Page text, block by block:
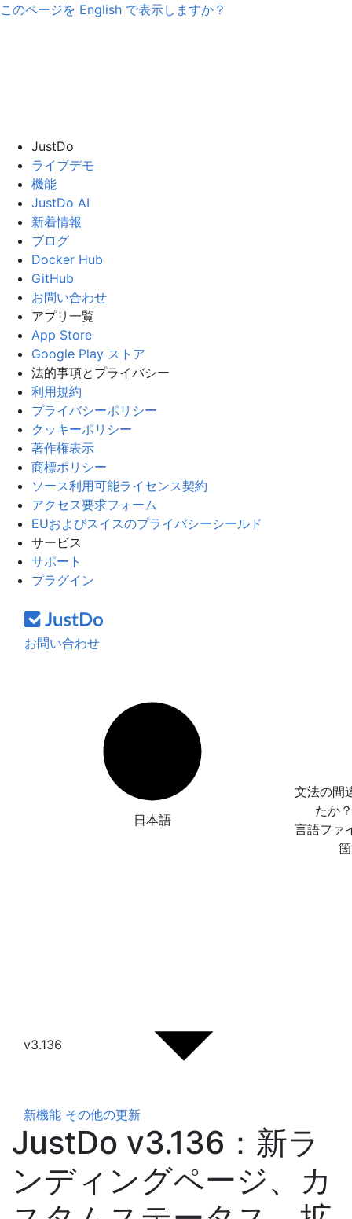
このページを English で表示しますか？
JustDo
ライブデモ
機能
JustDo AI
新着情報
ブログ
Docker Hub
GitHub
お問い合わせ
アプリ一覧
App Store
Google Play ストア
法的事項とプライバシー
利用規約
プライバシーポリシー
クッキーポリシー
著作権表示
商標ポリシー
ソース利用可能ライセンス契約
アクセス要求フォーム
EUおよびスイスのプライバシーシールド
サービス
サポート
プラグイン
お問い合わせ
日本語
文法の間
たか
言語ファ
v3.136
新機能 その他の更新
JustDo v3.136：新ラ
ンディングページ、カ